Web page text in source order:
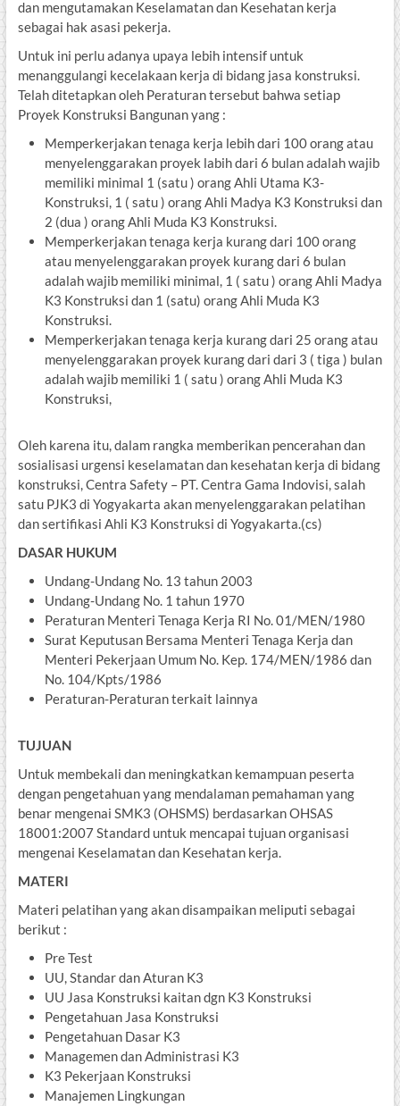
dan mengutamakan Keselamatan dan Kesehatan kerja
sebagai hak asasi pekerja.
Untuk ini perlu adanya upaya lebih intensif untuk
menanggulangi kecelakaan kerja di bidang jasa konstruksi.
Telah ditetapkan oleh Peraturan tersebut bahwa setiap
Proyek Konstruksi Bangunan yang :
Memperkerjakan tenaga kerja lebih dari 100 orang atau
menyelenggarakan proyek labih dari 6 bulan adalah wajib
memiliki minimal 1 (satu ) orang Ahli Utama K3-
Konstruksi, 1 ( satu ) orang Ahli Madya K3 Konstruksi dan
2 (dua ) orang Ahli Muda K3 Konstruksi.
Memperkerjakan tenaga kerja kurang dari 100 orang
atau menyelenggarakan proyek kurang dari 6 bulan
adalah wajib memiliki minimal, 1 ( satu ) orang Ahli Madya
K3 Konstruksi dan 1 (satu) orang Ahli Muda K3
Konstruksi.
Memperkerjakan tenaga kerja kurang dari 25 orang atau
menyelenggarakan proyek kurang dari dari 3 ( tiga ) bulan
adalah wajib memiliki 1 ( satu ) orang Ahli Muda K3
Konstruksi,
Oleh karena itu, dalam rangka memberikan pencerahan dan
sosialisasi urgensi keselamatan dan kesehatan kerja di bidang
konstruksi, Centra Safety – PT. Centra Gama Indovisi, salah
satu PJK3 di Yogyakarta akan menyelenggarakan pelatihan
dan sertifikasi Ahli K3 Konstruksi di Yogyakarta.(cs)
DASAR HUKUM
Undang-Undang No. 13 tahun 2003
Undang-Undang No. 1 tahun 1970
Peraturan Menteri Tenaga Kerja RI No. 01/MEN/1980
Surat Keputusan Bersama Menteri Tenaga Kerja dan
Menteri Pekerjaan Umum No. Kep. 174/MEN/1986 dan
No. 104/Kpts/1986
Peraturan-Peraturan terkait lainnya
TUJUAN
Untuk membekali dan meningkatkan kemampuan peserta
dengan pengetahuan yang mendalaman pemahaman yang
benar mengenai SMK3 (OHSMS) berdasarkan OHSAS
18001:2007 Standard untuk mencapai tujuan organisasi
mengenai Keselamatan dan Kesehatan kerja.
MATERI
Materi pelatihan yang akan disampaikan meliputi sebagai
berikut :
Pre Test
UU, Standar dan Aturan K3
UU Jasa Konstruksi kaitan dgn K3 Konstruksi
Pengetahuan Jasa Konstruksi
Pengetahuan Dasar K3
Managemen dan Administrasi K3
K3 Pekerjaan Konstruksi
Manajemen Lingkungan